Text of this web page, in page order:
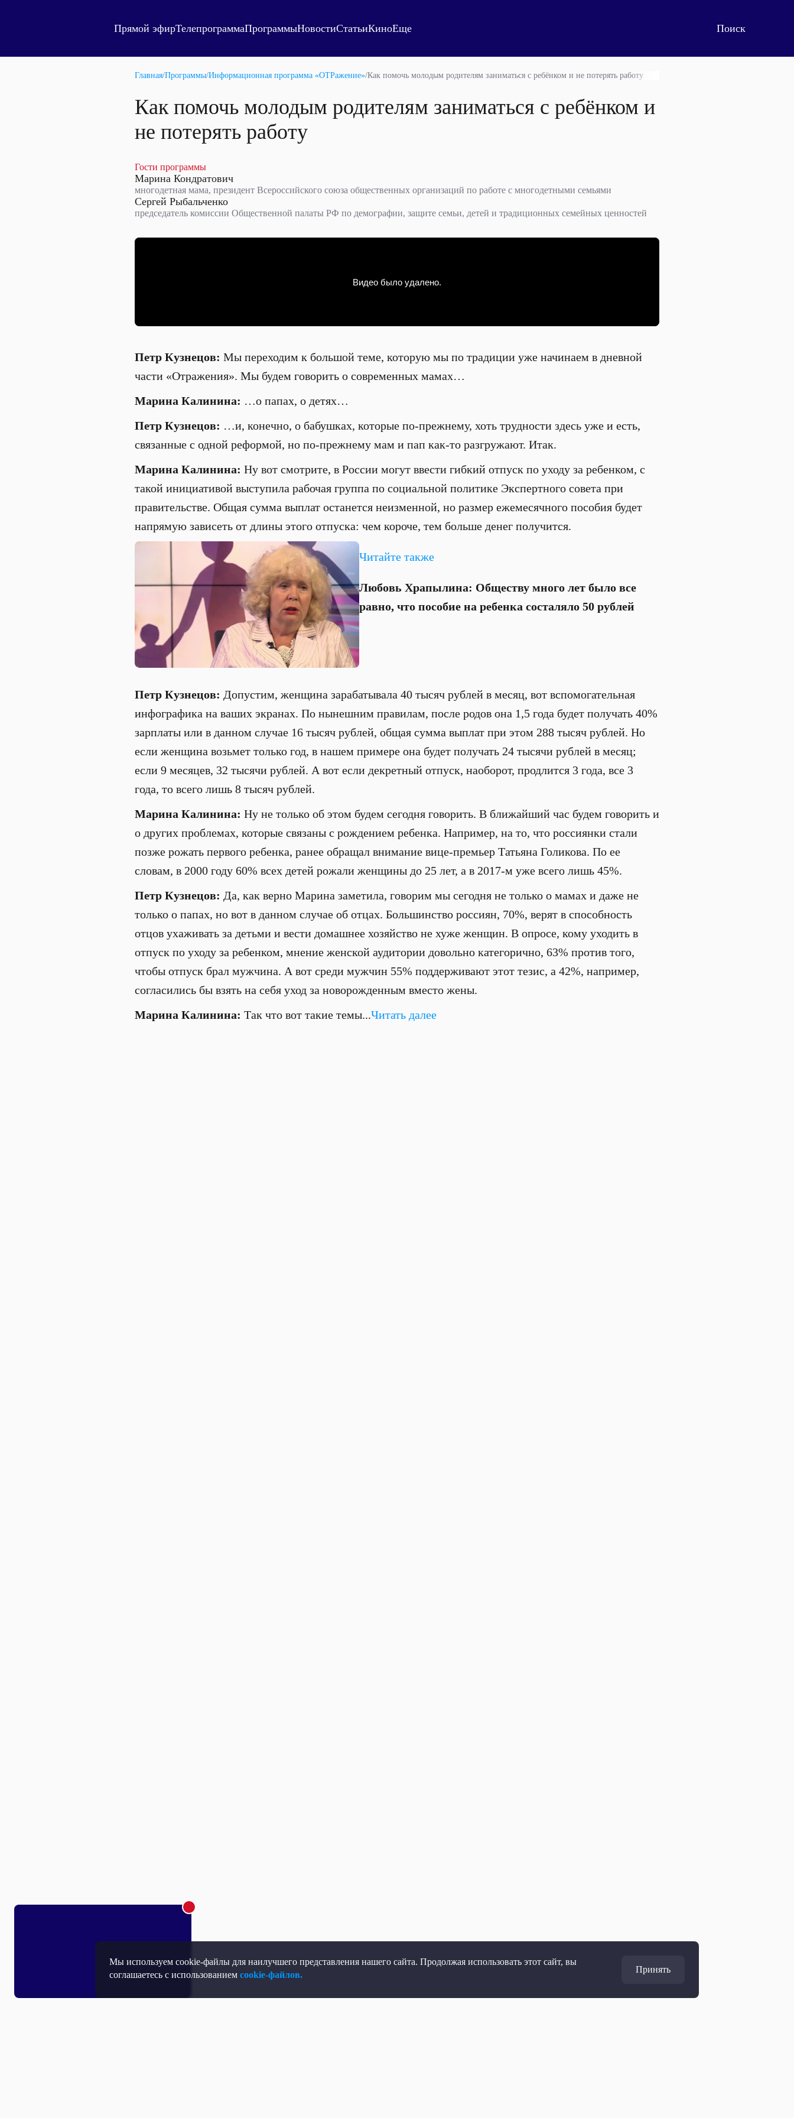
Мы используем cookie-файлы для наилучшего представления нашего сайта. Продолжая использовать этот сайт, вы
соглашаетесь с использованиемcookie-файлов.
Принять
Прямой эфирТелепрограммаПрограммыНовостиСтатьиКиноЕще
Главная/Программы/Информационная программа «ОТРажение»/Как помочь молодым родителям заниматься с ребёнком и не потерять работу
Как помочь молодым родителям заниматься с ребёнком и
не потерять работу
Гости программы
Марина Кондратович
многодетная мама, президент Всероссийского союза общественных организаций по работе с многодетными семьями
Сергей Рыбальченко
председатель комиссии Общественной палаты РФ по демографии, защите семьи, детей и традиционных семейных ценностей
Петр Кузнецов: Мы переходим к большой теме, которую мы по традиции уже начинаем в дневной
части «Отражения». Мы будем говорить о современных мамах…
Марина Калинина: …о папах, о детях…
Петр Кузнецов: …и, конечно, о бабушках, которые по-прежнему, хоть трудности здесь уже и есть,
связанные с одной реформой, но по-прежнему мам и пап как-то разгружают. Итак.
Марина Калинина: Ну вот смотрите, в России могут ввести гибкий отпуск по уходу за ребенком, с
такой инициативой выступила рабочая группа по социальной политике Экспертного совета при
правительстве. Общая сумма выплат останется неизменной, но размер ежемесячного пособия будет
напрямую зависеть от длины этого отпуска: чем короче, тем больше денег получится.
Читайте также
Любовь Храпылина: Обществу много лет было все
равно, что пособие на ребенка состаляло 50 рублей
Петр Кузнецов: Допустим, женщина зарабатывала 40 тысяч рублей в месяц, вот вспомогательная
инфографика на ваших экранах. По нынешним правилам, после родов она 1,5 года будет получать 40%
зарплаты или в данном случае 16 тысяч рублей, общая сумма выплат при этом 288 тысяч рублей. Но
если женщина возьмет только год, в нашем примере она будет получать 24 тысячи рублей в месяц;
если 9 месяцев, 32 тысячи рублей. А вот если декретный отпуск, наоборот, продлится 3 года, все 3
года, то всего лишь 8 тысяч рублей.
Марина Калинина: Ну не только об этом будем сегодня говорить. В ближайший час будем говорить и
о других проблемах, которые связаны с рождением ребенка. Например, на то, что россиянки стали
позже рожать первого ребенка, ранее обращал внимание вице-премьер Татьяна Голикова. По ее
словам, в 2000 году 60% всех детей рожали женщины до 25 лет, а в 2017-м уже всего лишь 45%.
Петр Кузнецов: Да, как верно Марина заметила, говорим мы сегодня не только о мамах и даже не
только о папах, но вот в данном случае об отцах. Большинство россиян, 70%, верят в способность
отцов ухаживать за детьми и вести домашнее хозяйство не хуже женщин. В опросе, кому уходить в
отпуск по уходу за ребенком, мнение женской аудитории довольно категорично, 63% против того,
чтобы отпуск брал мужчина. А вот среди мужчин 55% поддерживают этот тезис, а 42%, например,
согласились бы взять на себя уход за новорожденным вместо жены.
Марина Калинина: Так что вот такие темы...Читать далее